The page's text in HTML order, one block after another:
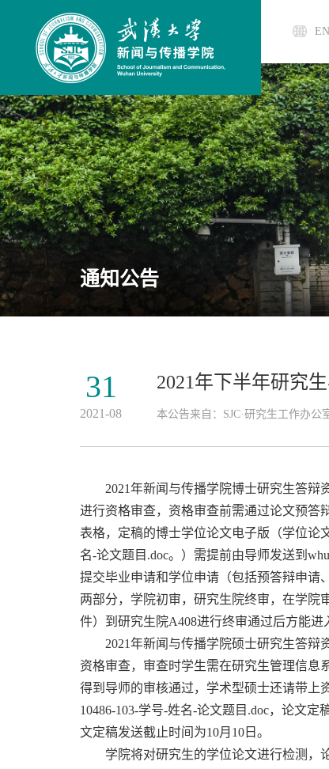
通知公告
31
2021-08
2021年下半年研究
本公告来自：SJC·研究生工作办公
2021年新闻与传播学院博士研究生答辩
进行资格审查，资格审查前需通过论文预答
表格，定稿的博士学位论文电子版（学位论
名-论文题目.doc。）需提前由导师发送到
提交毕业申请和学位申请（包括预答辩申请
两部分，学院初审，研究生院终审，在学院
件）到研究生院A408进行终审通过后方能进
2021年新闻与传播学院硕士研究生答辩
资格审查，审查时学生需在研究生管理信息
得到导师的审核通过，学术型硕士还请带上
10486-103-学号-姓名-论文题目.doc，论文
文定稿发送截止时间为10月10日。
学院将对研究生的学位论文进行检测，